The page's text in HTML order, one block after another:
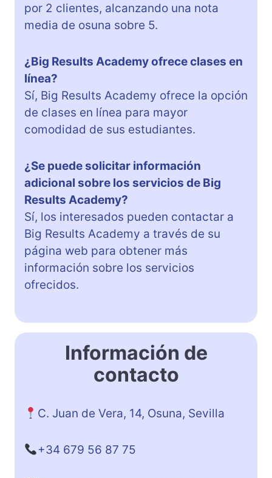
por 2 clientes, alcanzando una nota
media de osuna sobre 5.
¿Big Results Academy ofrece clases en
línea?
Sí, Big Results Academy ofrece la opción
de clases en línea para mayor
comodidad de sus estudiantes.
¿Se puede solicitar información
adicional sobre los servicios de Big
Results Academy?
Sí, los interesados pueden contactar a
Big Results Academy a través de su
página web para obtener más
información sobre los servicios
ofrecidos.
Información de
contacto
C. Juan de Vera, 14, Osuna, Sevilla
+34 679 56 87 75